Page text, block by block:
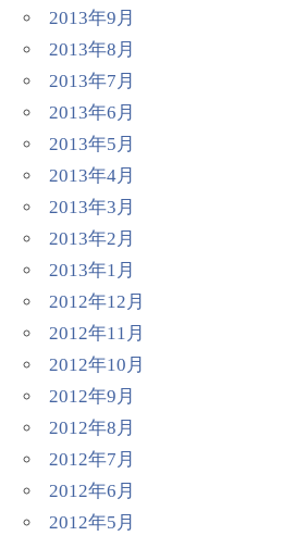
2013年9月
2013年8月
2013年7月
2013年6月
2013年5月
2013年4月
2013年3月
2013年2月
2013年1月
2012年12月
2012年11月
2012年10月
2012年9月
2012年8月
2012年7月
2012年6月
2012年5月